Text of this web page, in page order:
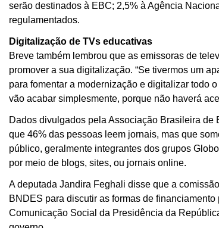
serão destinados à EBC; 2,5% à Agência
regulamentados.
Digitalização de TVs educativas
Breve também lembrou que as emissoras de
promover a sua digitalização. “Se tivermos um
para fomentar a modernização e digitalizar todo
vão acabar simplesmente, porque não haverá
Dados divulgados pela Associação Brasileira
que 46% das pessoas leem jornais, mas que
público, geralmente integrantes dos grupos
por meio de blogs, sites, ou jornais online.
A deputada Jandira Feghali disse que a
BNDES para discutir as formas de
Comunicação Social da Presidência da